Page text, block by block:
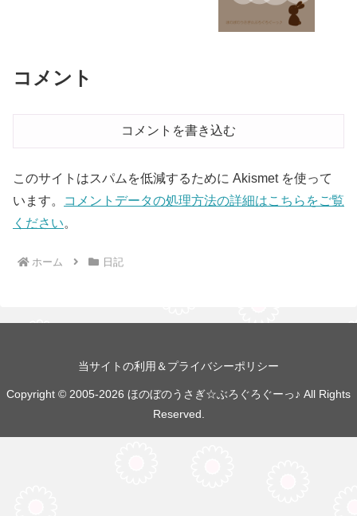
コメント
コメントを書き込む
このサイトはスパムを低減するために Akismet を使って
います。
コメントデータの処理方法の詳細はこちらをご覧
ください。
ホーム 日記
当サイトの利用＆プライバシーポリシー
Copyright © 2005-2026 ほのぼのうさぎ☆ぶろぐろぐーっ♪ All Rights
Reserved.